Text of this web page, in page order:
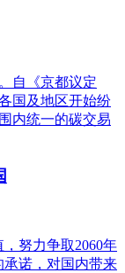
自《京都议定
国及地区开始纷
内统一的碳交易
努力争取2060年
承诺，对国内带来